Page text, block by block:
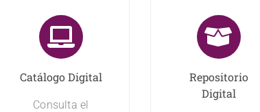
Catálogo Digital
Consulta el
Repositorio
Digital